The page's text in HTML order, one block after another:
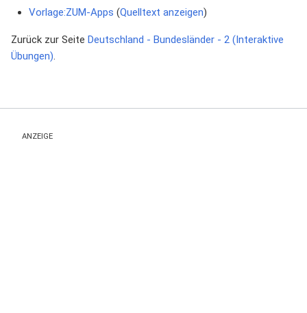
Vorlage:ZUM-Apps (Quelltext anzeigen)
Zurück zur Seite Deutschland - Bundesländer - 2 (Interaktive
Übungen).
ANZEIGE